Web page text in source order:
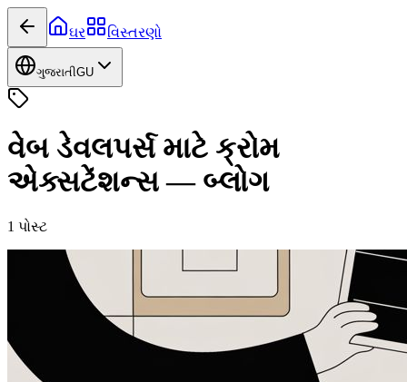
ઘર વિસ્તરણો
ગુજરાતીGU
વેબ ડેવલપર્સ માટે ક્રોમ
એક્સટેંશન્સ— બ્લોગ
1 પોસ્ટ